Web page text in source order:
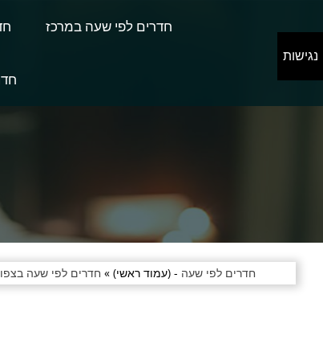
חדרים לפי שעה במרכז
חדרים לפי שעה - (עמוד ראשי) » חדרים לפי שעה
נגישות